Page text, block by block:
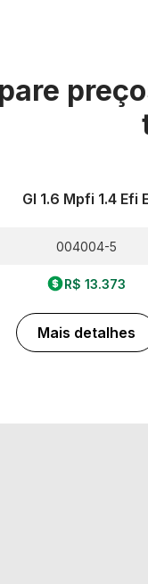
Gl 1.6 Mpfi 1.4 Efi
004004-5
R$ 13.373
Mais detalhes